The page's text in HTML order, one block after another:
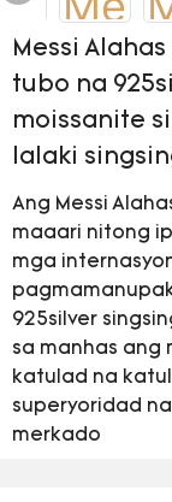
Messi
tubo na
moissanite
lalaki
Ang Messi
maaari nitong
mga
925silver
sa manhas ang
katulad na
superyoridad
merkado